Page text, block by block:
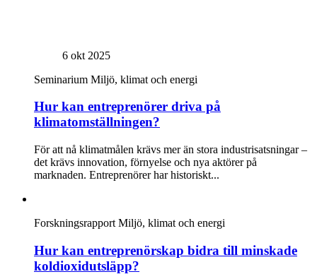
6 okt 2025
Seminarium Miljö, klimat och energi
Hur kan entreprenörer driva på
klimatomställningen?
För att nå klimatmålen krävs mer än stora industrisatsningar –
det krävs innovation, förnyelse och nya aktörer på
marknaden. Entreprenörer har historiskt...
Forskningsrapport Miljö, klimat och energi
Hur kan entreprenörskap bidra till minskade
koldioxidutsläpp?